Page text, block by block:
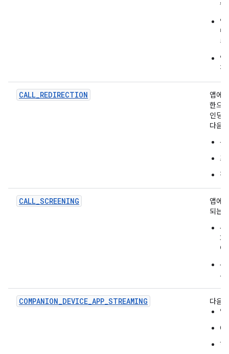
웹
앱
텍
된
앱
정
CALL_REDIRECTION 앱에
한으
인딩
다음
통
프
전
CALL_SCREENING 앱에
되는
통
화
어
통
시
COMPANION_DEVICE_APP_STREAMING
다음
허